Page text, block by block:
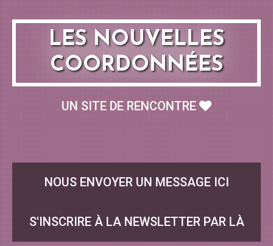
LES NOUVELLES
COORDONNÉES
UN SITE DE RENCONTRE
NOUS ENVOYER UN MESSAGE ICI
S'INSCRIRE À LA NEWSLETTER PAR LÀ